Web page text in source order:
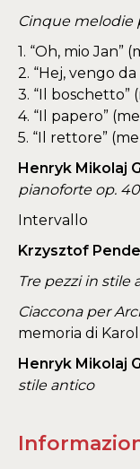
Cinque melodie
1. “Oh, mio Jan”
2. “Hej, vengo
3. “Il boschetto”
4. “Il papero”
5. “Il rettore”
Henryk Mikolaj
pianoforte op. 40
Intervallo
Krzysztof
Tre pezzi in stile
Ciaccona per
memoria di
Henryk Mikolaj
stile antico